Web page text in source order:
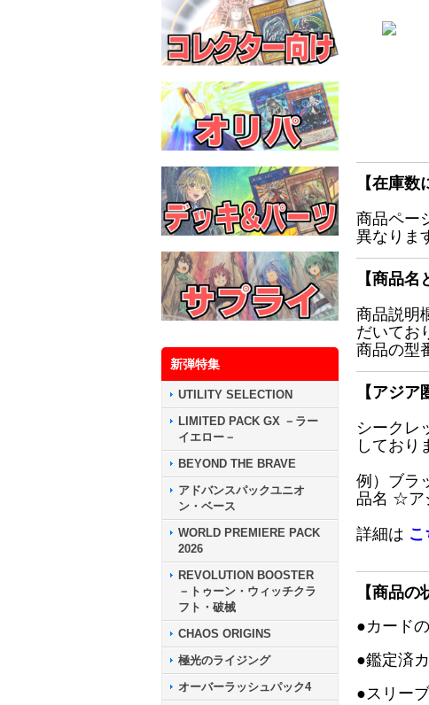
新弾特集
UTILITY SELECTION
LIMITED PACK GX －ラー
イエロー－
BEYOND THE BRAVE
アドバンスパックユニオ
ン・ベース
WORLD PREMIERE PACK
2026
REVOLUTION BOOSTER
－トゥーン・ウィッチクラ
フト・破械
CHAOS ORIGINS
極光のライジング
オーバーラッシュパック4
【在庫数
商品ペー
異なりま
【商品名
商品説明
だいてお
商品の型
【アジ
シークレ
しており
例）ブラ
品名 ☆ア
詳細は こ
【商品の
●カード
●鑑定済
●スリー